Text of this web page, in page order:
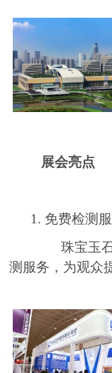
展会亮点
1. 免费检测服
珠宝玉石
测服务，为观众